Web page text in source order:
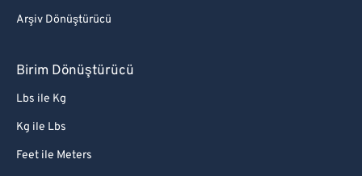
Arşiv Dönüştürücü
Birim Dönüştürücü
Lbs ile Kg
Kg ile Lbs
Feet ile Meters